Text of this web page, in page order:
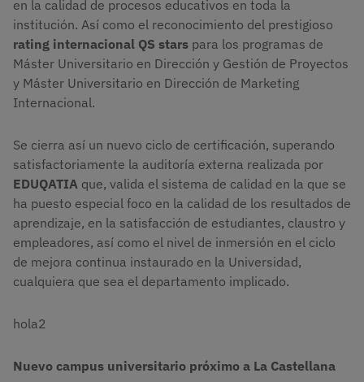
en la calidad de procesos educativos en toda la
institución. Así como el reconocimiento del prestigioso
rating internacional QS stars para los programas de
Máster Universitario en Dirección y Gestión de Proyectos
y Máster Universitario en Dirección de Marketing
Internacional.
Se cierra así un nuevo ciclo de certificación, superando
satisfactoriamente la auditoría externa realizada por
EDUQATIA que, valida el sistema de calidad en la que se
ha puesto especial foco en la calidad de los resultados de
aprendizaje, en la satisfacción de estudiantes, claustro y
empleadores, así como el nivel de inmersión en el ciclo
de mejora continua instaurado en la Universidad,
cualquiera que sea el departamento implicado.
hola2
Nuevo campus universitario próximo a La Castellana